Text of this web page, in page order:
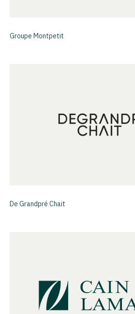
Groupe Montpetit
De Grandpré Chait